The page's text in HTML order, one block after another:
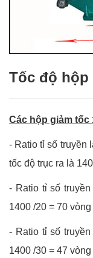
Tốc độ
Các hộp giảm
- Ratio tỉ số truyền
tốc độ trục ra là
- Ratio tỉ số
1400 /20 = 70
- Ratio tỉ số
1400 /30 = 47